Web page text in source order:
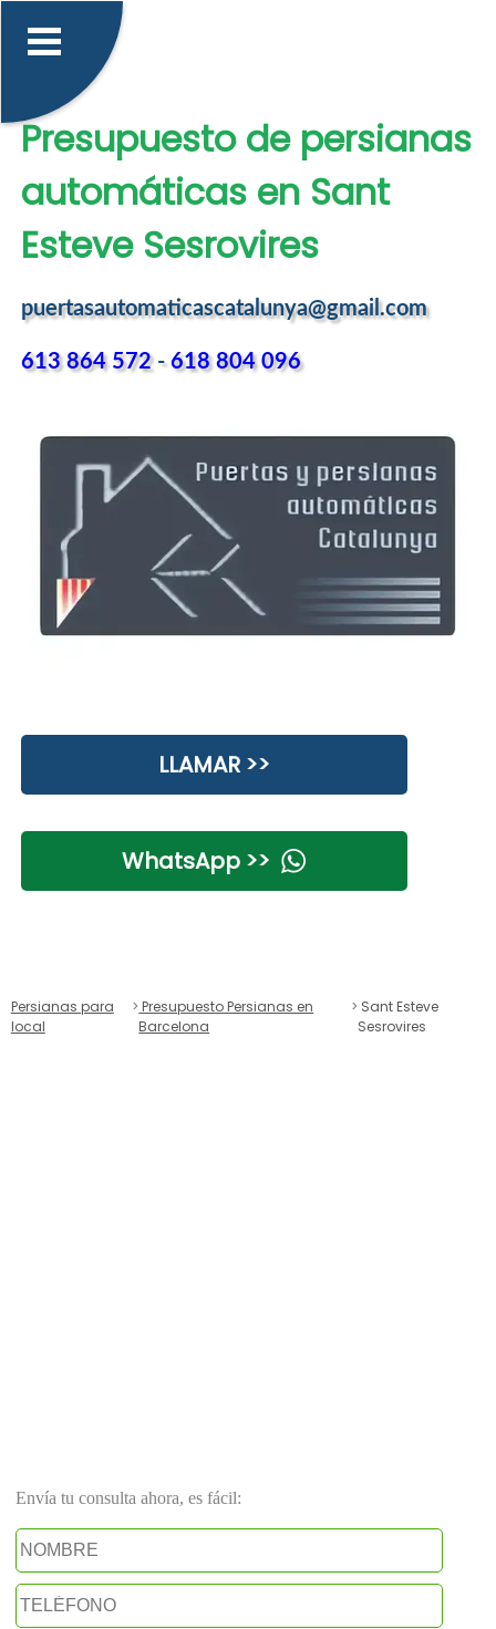
Presupuesto de persianas
automáticas en Sant
Esteve Sesrovires
puertasautomaticascatalunya@gmail.com
613 864 572-618 804 096
LLAMAR >>
WhatsApp >>
Persianas para
local
Presupuesto Persianas en
Barcelona
Sant Esteve
Sesrovires
Envía tu consulta ahora, es fácil: